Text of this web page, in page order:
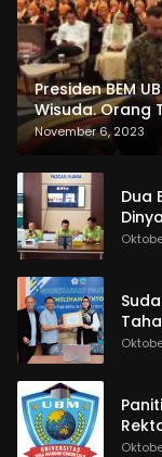
Presiden BEM
Wisuda. Orang
dan
November 6, 2023
Dua